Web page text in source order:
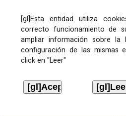
[gl]Esta entidad utiliza
correcto funcionamiento de
ampliar información sobre
configuración de las mismas
click en "Leer"